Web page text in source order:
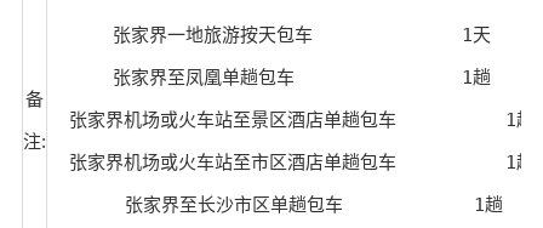
备
注:
张家界一地旅游按天包车	          1天	￥1200
张家界至凤凰单趟包车	          1趟	￥2200
张家界机场或火车站至景区酒店单趟包车	  1趟	￥450
张家界机场或火车站至市区酒店单趟包车	  1趟	￥250